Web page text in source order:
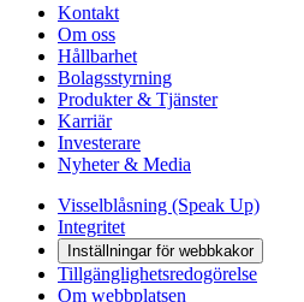
Kontakt
Om oss
Hållbarhet
Bolagsstyrning
Produkter & Tjänster
Karriär
Investerare
Nyheter & Media
Visselblåsning (Speak Up)
Integritet
Inställningar för webbkakor
Tillgänglighetsredogörelse
Om webbplatsen